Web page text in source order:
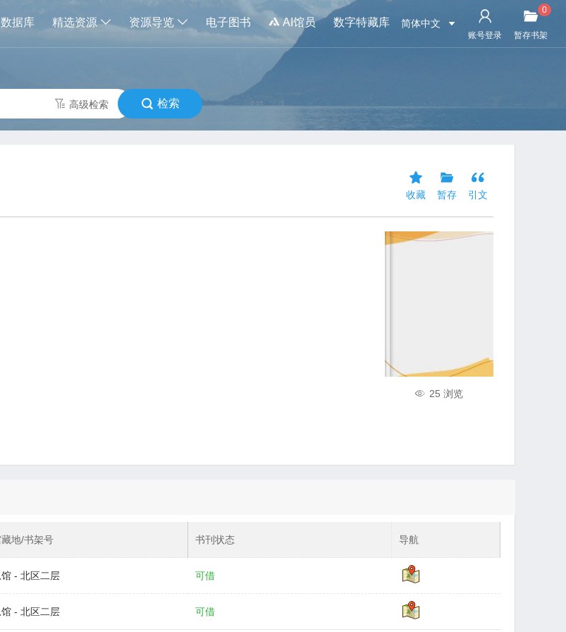
数据库 精选资源 资源导览 电子图书 AI馆员 数字特藏库 简体中文
账号登录 暂存书架
0
高级检索 检索
收藏 暂存 引文
25 浏览
地/书架号 书刊状态 导航
馆 - 北区二层 可借
馆 - 北区二层 可借